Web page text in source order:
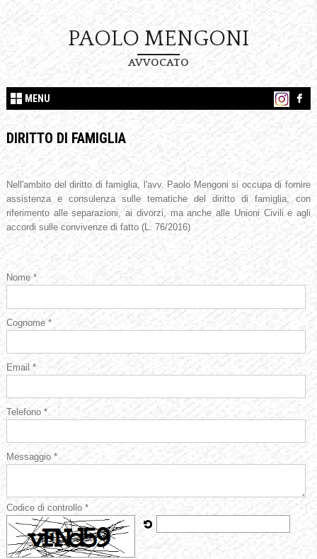
PAOLO MENGONI
AVVOCATO
MENU
DIRITTO DI FAMIGLIA
Nell'ambito del diritto di famiglia, l'avv. Paolo Mengoni si occupa di fornire
assistenza e consulenza sulle tematiche del diritto di famiglia, con
riferimento alle separazioni, ai divorzi, ma anche alle Unioni Civili e agli
accordi sulle convivenze di fatto (L. 76/2016)
Nome *
Cognome *
Email *
Telefono *
Messaggio *
Codice di controllo *